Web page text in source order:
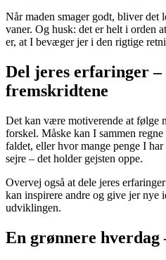
Når maden smager godt, bliver det
vaner. Og husk: det er helt i orden
er, at I bevæger jer i den rigtige
Del jeres erfaringer –
fremskridtene
Det kan være motiverende at følge
forskel. Måske kan I sammen
faldet, eller hvor mange penge I
sejre – det holder gejsten oppe.
Overvej også at dele jeres
kan inspirere andre og give jer
udviklingen.
En grønnere